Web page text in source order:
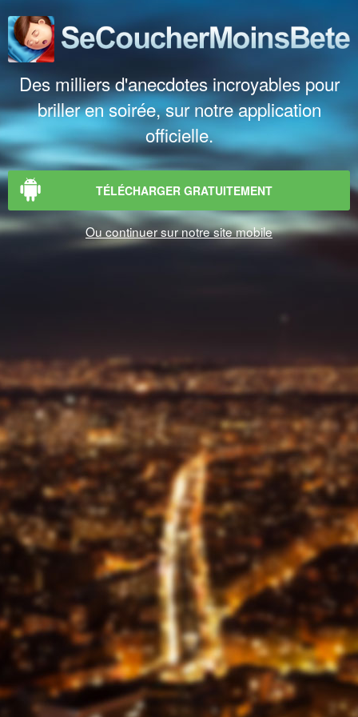
Des milliers d'anecdotes incroyables pour
briller en soirée, sur notre application
officielle.
TÉLÉCHARGER GRATUITEMENT
Ou continuer sur notre site mobile